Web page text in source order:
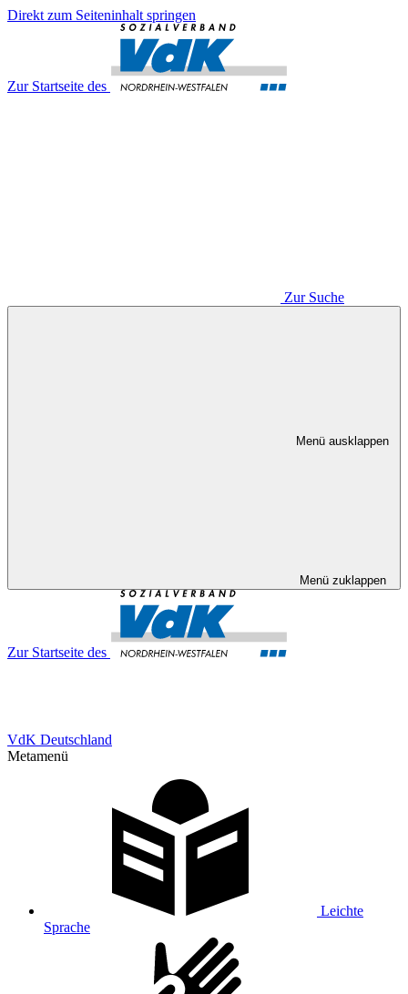
Direkt zum Seiteninhalt springen
Zur Startseite des
Zur Suche
Menü ausklappen
Menü zuklappen
Zur Startseite des
VdK Deutschland
Metamenü
Leichte
Sprache